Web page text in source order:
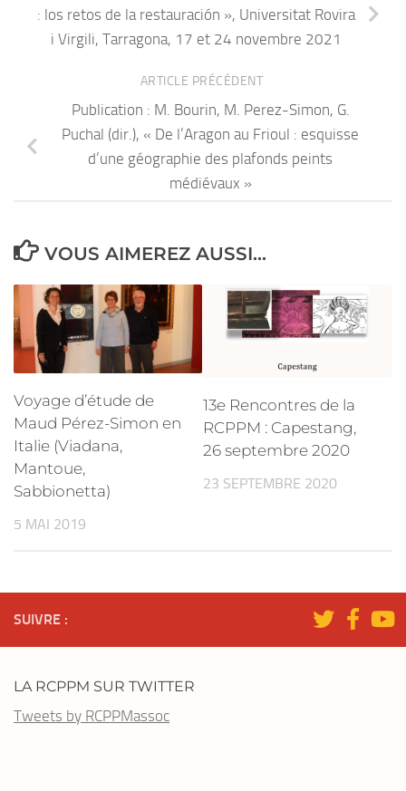
: los retos de la restauración », Universitat Rovira
i Virgili, Tarragona, 17 et 24 novembre 2021
ARTICLE PRÉCÉDENT
Publication : M. Bourin, M. Perez-Simon, G.
Puchal (dir.), « De l’Aragon au Frioul : esquisse
d’une géographie des plafonds peints
médiévaux »
VOUS AIMEREZ AUSSI...
Voyage d’étude de
Maud Pérez-Simon en
Italie (Viadana,
Mantoue,
Sabbionetta)
5 MAI 2019
13e Rencontres de la
RCPPM : Capestang,
26 septembre 2020
23 SEPTEMBRE 2020
SUIVRE :
LA RCPPM SUR TWITTER
Tweets by RCPPMassoc